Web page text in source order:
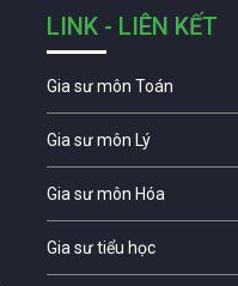
LINK - LIÊN KẾT
Gia sư môn Toán
Gia sư môn Lý
Gia sư môn Hóa
Gia sư tiểu học